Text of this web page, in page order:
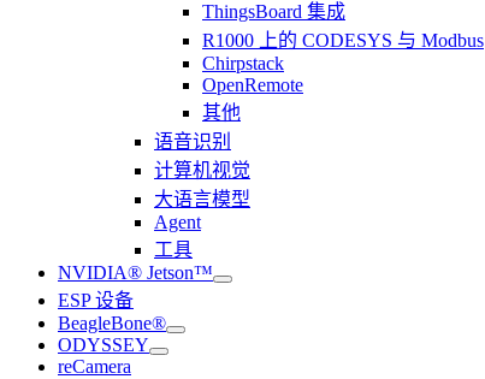
ThingsBoard 集成
R1000 上的 CODESYS 与 Modbus
Chirpstack
OpenRemote
其他
语音识别
计算机视觉
大语言模型
Agent
工具
NVIDIA® Jetson™
ESP 设备
BeagleBone®
ODYSSEY
reCamera